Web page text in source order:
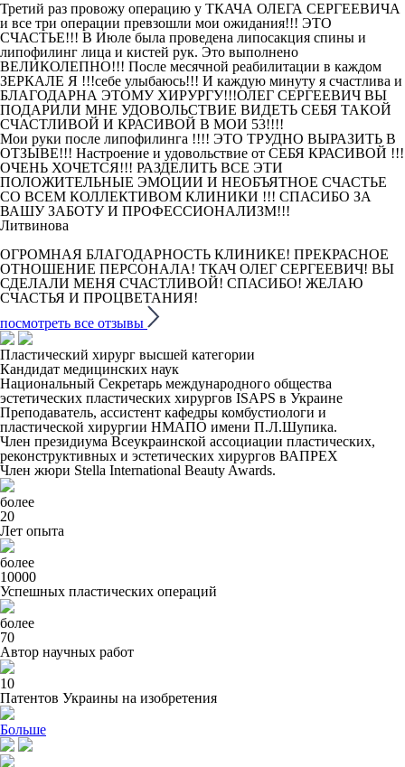
Третий раз провожу операцию у ТКАЧА ОЛЕГА СЕРГЕЕВИЧА
и все три операции превзошли мои ожидания!!! ЭТО
СЧАСТЬЕ!!! В Июле была проведена липосакция спины и
липофилинг лица и кистей рук. Это выполнено
ВЕЛИКОЛЕПНО!!! После месячной реабилитации в каждом
ЗЕРКАЛЕ Я !!!себе улыбаюсь!!! И каждую минуту я счастлива и
БЛАГОДАРНА ЭТОМУ ХИРУРГУ!!!ОЛЕГ СЕРГЕЕВИЧ ВЫ
ПОДАРИЛИ МНЕ УДОВОЛЬСТВИЕ ВИДЕТЬ СЕБЯ ТАКОЙ
СЧАСТЛИВОЙ И КРАСИВОЙ В МОИ 53!!!!
Мои руки после липофилинга !!!! ЭТО ТРУДНО ВЫРАЗИТЬ В
ОТЗЫВЕ!!! Настроение и удовольствие от СЕБЯ КРАСИВОЙ !!!
ОЧЕНЬ ХОЧЕТСЯ!!! РАЗДЕЛИТЬ ВСЕ ЭТИ
ПОЛОЖИТЕЛЬНЫЕ ЭМОЦИИ И НЕОБЪЯТНОЕ СЧАСТЬЕ
СО ВСЕМ КОЛЛЕКТИВОМ КЛИНИКИ !!! СПАСИБО ЗА
ВАШУ ЗАБОТУ И ПРОФЕССИОНАЛИЗМ!!!
Литвинова
ОГРОМНАЯ БЛАГОДАРНОСТЬ КЛИНИКЕ! ПРЕКРАСНОЕ
ОТНОШЕНИЕ ПЕРСОНАЛА! ТКАЧ ОЛЕГ СЕРГЕЕВИЧ! ВЫ
СДЕЛАЛИ МЕНЯ СЧАСТЛИВОЙ! СПАСИБО! ЖЕЛАЮ
СЧАСТЬЯ И ПРОЦВЕТАНИЯ!
посмотреть все отзывы
Пластический хирург высшей категории
Кандидат медицинских наук
Национальный Секретарь международного общества
эстетических пластических хирургов ISAPS в Украине
Преподаватель, ассистент кафедры комбустиологи и
пластической хирургии НМАПО имени П.Л.Шупика.
Член президиума Всеукраинской ассоциации пластических,
реконструктивных и эстетических хирургов ВАПРЕХ
Член жюри Stella International Beauty Awards.
более
20
Лет опыта
более
10000
Успешных пластических операций
более
70
Автор научных работ
10
Патентов Украины на изобретения
Больше